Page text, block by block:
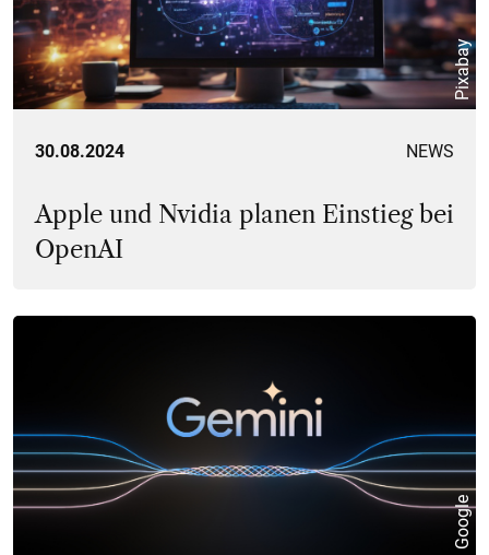
Pixabay
30.08.2024 NEWS
Apple und Nvidia planen Einstieg bei
OpenAI
Google